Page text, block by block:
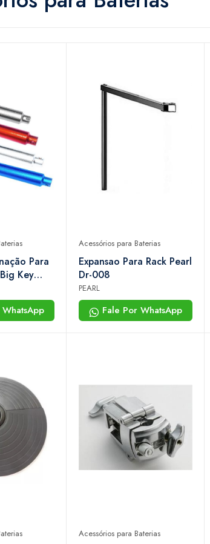
Para
Key
Acessórios para Baterias
Expansao Para Rack Pearl
Dr-008
PEARL
Fale Por WhatsApp
Acessórios para Baterias